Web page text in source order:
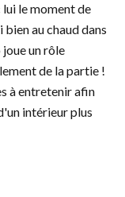
le moment de
au chaud dans
un rôle
de la partie !
à entretenir afin
intérieur plus